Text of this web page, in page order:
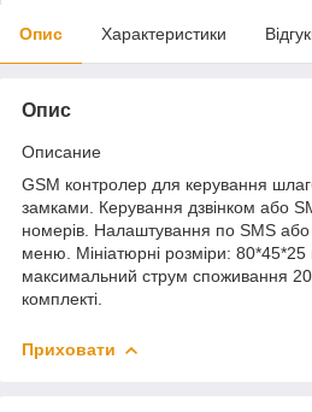
Опис Характеристики
Опис
Описание
GSM контролер для керування
замками. Керування дзвінком або
номерів. Налаштування по SMS
меню. Мініатюрні розміри:
максимальний струм споживання
комплекті.
Приховати